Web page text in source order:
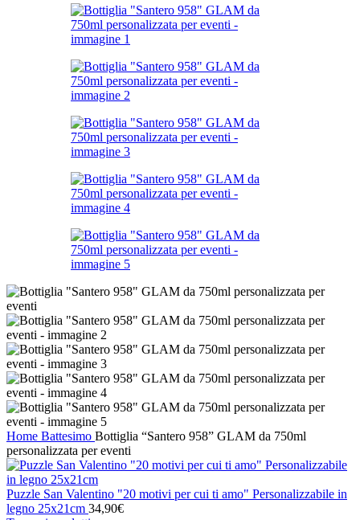
Home Battesimo Bottiglia “Santero 958” GLAM da 750ml
personalizzata per eventi
Puzzle San Valentino "20 motivi per cui ti amo" Personalizzabile in
legno 25x21cm 34,90€